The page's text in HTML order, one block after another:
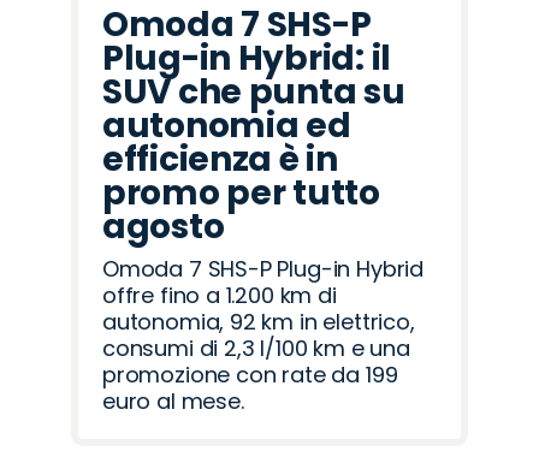
Omoda 7 SHS-P
Plug-in Hybrid: il
SUV che punta su
autonomia ed
efficienza è in
promo per tutto
agosto
Omoda 7 SHS-P Plug-in Hybrid
offre fino a 1.200 km di
autonomia, 92 km in elettrico,
consumi di 2,3 l/100 km e una
promozione con rate da 199
euro al mese.